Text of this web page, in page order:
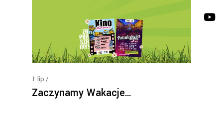
1 lip
Zaczynamy Wakacje…